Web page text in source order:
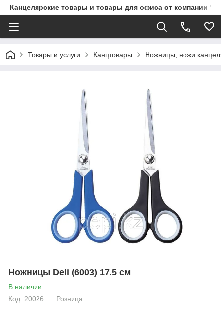
Канцелярские товары и товары для офиса от компании
Товары и услуги Канцтовары Ножницы, ножи
Ножницы Deli (6003) 17.5 см
В наличии
Код: 20026
Розница